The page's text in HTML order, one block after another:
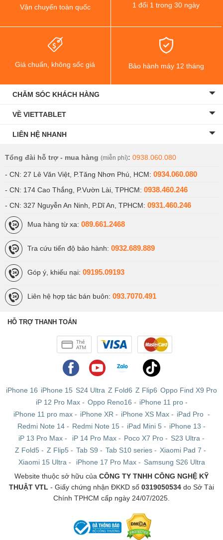
Vận chuyển toàn quốc 1 đổi 1 trong 30 ngày
Giá chuẩn, không sốc giá Bảo hành máy 12 tháng
CHĂM SÓC KHÁCH HÀNG
VỀ VIETTABLET
LIÊN HỆ NHANH
Tổng đài hỗ trợ - mua hàng (miễn phí): 0938.060.080
- CN: 27 Lê Văn Việt, P.Tăng Nhơn Phú, HCM: 0934.060.080
- CN: 174 Cao Thắng, P.Vườn Lài, TPHCM: 0938.460.246
- CN: 327 Nguyễn An Ninh, P.Dĩ An, TPHCM: 0931.460.246
Mua hàng từ xa: 089.661.2468
Tra cứu tiến độ bảo hành: 0932.689.889
Góp ý, khiếu nại: 09195.09193
Liên hệ hợp tác bán buôn: 093.7070.491
HỖ TRỢ THANH TOÁN
iPhone 16 iPhone 15 S24 Ultra Z Fold6 Z Flip6 Oppo Find X9 Pro
iP 12 Pro Max- Oppo Reno16 - iPhone 11 pro-
iPhone 11 pro max- iPhone XR - iPhone XS Max- iPad Pro -
Redmi Note 14 - Redmi Note 15 - iPad Mini 5 - iPhone 13 -
iP 13 Pro Max - iP 14 Pro Max - Poco X7 Pro - S23 Ultra -
Z Fold5 - Z Flip5 - Tab S9 - Tab S10 series - Xiaomi Pad 7 -
Xiaomi 15 Ultra - iPhone 17 Pro Max- Samsung S26 Ultra
Website thuộc sở hữu của CÔNG TY TNHH CÔNG NGHỆ KỸ
THUẬT VTL - Giấy chứng nhận ĐKKD số 0319050534 do Sở Tài
Chính TPHCM cấp ngày 24/07/2025.